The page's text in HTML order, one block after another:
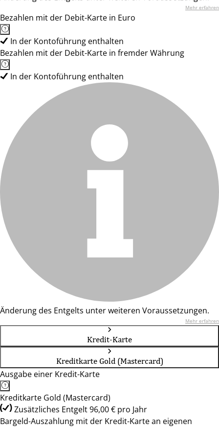
Mehr erfahren
Bezahlen mit der Debit-Karte in Euro
In der Kontoführung enthalten
Bezahlen mit der Debit-Karte in fremder Währung
In der Kontoführung enthalten
Änderung des Entgelts unter weiteren Voraussetzungen.
Mehr erfahren
Kredit-Karte
Kreditkarte Gold (Mastercard)
Ausgabe einer Kredit-Karte
Kreditkarte Gold (Mastercard)
Zusätzliches Entgelt 96,00 € pro Jahr
Bargeld-Auszahlung mit der Kredit-Karte an eigenen